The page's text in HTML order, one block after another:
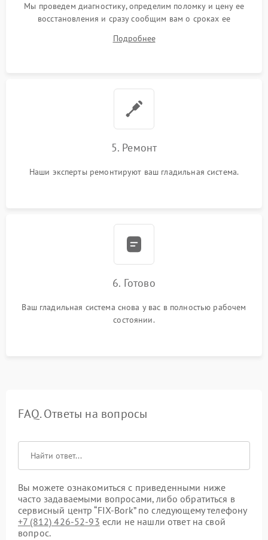
Мы проведем диагностику, определим поломку и цену ее
восстановления и сразу сообщим вам о сроках ее
Подробнее
5. Ремонт
Наши эксперты ремонтируют ваш гладильная система.
6. Готово
Ваш гладильная система снова у вас в полностью рабочем
состоянии.
FAQ. Ответы на вопросы
Вы можете ознакомиться с приведенными ниже
часто задаваемыми вопросами, либо обратиться в
сервисный центр “FIX-Bork” по следующему телефону
+7 (812) 426-52-93 если не нашли ответ на свой
вопрос.